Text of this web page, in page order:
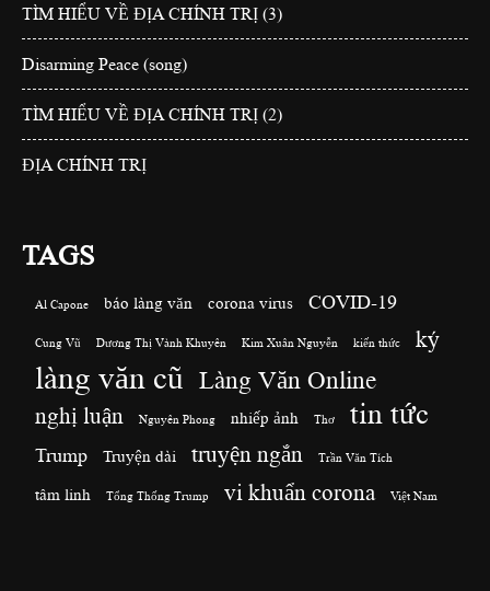
TÌM HIỂU VỀ ĐỊA CHÍNH TRỊ (3)
Disarming Peace (song)
TÌM HIỂU VỀ ĐỊA CHÍNH TRỊ (2)
ĐỊA CHÍNH TRỊ
TAGS
Al Capone báo làng văn corona virus COVID-19
Cung Vũ Dương Thị Vành Khuyên Kim Xuân Nguyễn kiến thức ký
làng văn cũ Làng Văn Online
nghị luận Nguyên Phong nhiếp ảnh Thơ tin tức
Trump Truyện dài truyện ngắn Trần Văn Tích
tâm linh Tổng Thống Trump vi khuẩn corona Việt Nam